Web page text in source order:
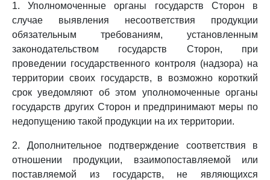
1. Уполномоченные органы государств Сторон в
случае выявления несоответствия продукции
обязательным требованиям, установленным
законодательством государств Сторон, при
проведении государственного контроля (надзора) на
территории своих государств, в возможно короткий
срок уведомляют об этом уполномоченные органы
государств других Сторон и предпринимают меры по
недопущению такой продукции на их территории.
2. Дополнительное подтверждение соответствия в
отношении продукции, взаимопоставляемой или
поставляемой из государств, не являющихся